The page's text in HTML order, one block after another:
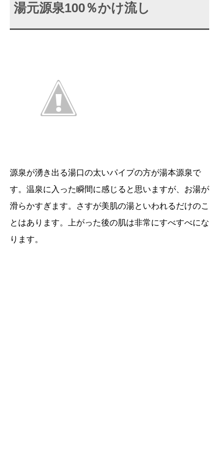
湯元源泉100％かけ流し
源泉が湧き出る湯口の太いパイプの方が湯本源泉で
す。温泉に入った瞬間に感じると思いますが、お湯が
滑らかすぎます。さすが美肌の湯といわれるだけのこ
とはあります。上がった後の肌は非常にすべすべにな
ります。